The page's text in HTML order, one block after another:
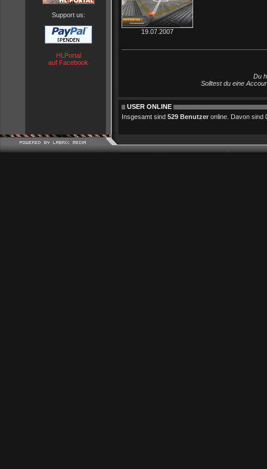
Support us:
HLPortal
auf Facebook
19.07.2007
Du
Solltest du eine
USER ONLINE
Insgesamt sind 529 Benutzer online. Davon sind